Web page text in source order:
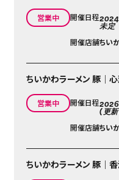
営業中 開催日程2024
未定
開催店舗ちい
ちいかわラーメン 豚｜
営業中 開催日程
(更
開催店舗ちい
ちいかわラーメン 豚